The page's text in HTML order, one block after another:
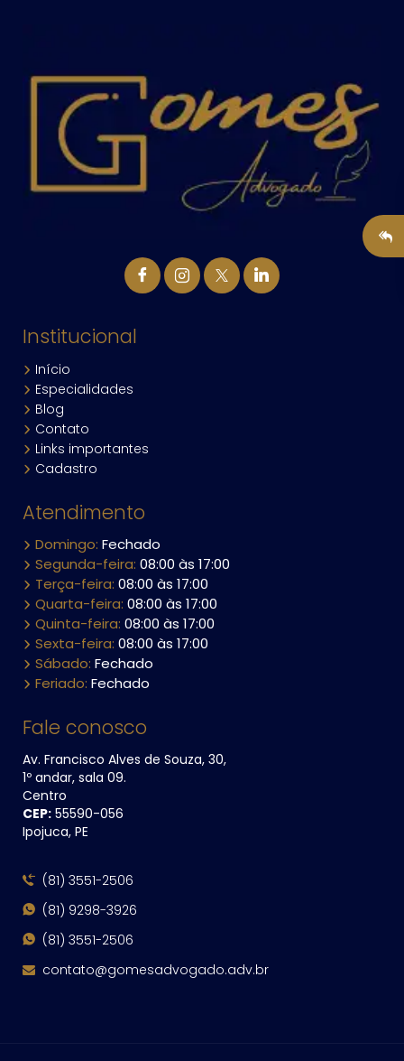
Institucional
Início
Especialidades
Blog
Contato
Links importantes
Cadastro
Atendimento
Domingo: Fechado
Segunda-feira: 08:00 às 17:00
Terça-feira: 08:00 às 17:00
Quarta-feira: 08:00 às 17:00
Quinta-feira: 08:00 às 17:00
Sexta-feira: 08:00 às 17:00
Sábado: Fechado
Feriado: Fechado
Fale conosco
Av. Francisco Alves de Souza, 30,
1º andar, sala 09.
Centro
CEP: 55590​-056
Ipojuca, PE
(81) 3551-2506
(81) 9298-3926
(81) 3551-2506
contato@gomesadvogado.adv.br